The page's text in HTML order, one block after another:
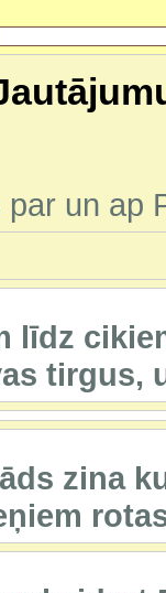
un ap
līdz
tirgus,
zina